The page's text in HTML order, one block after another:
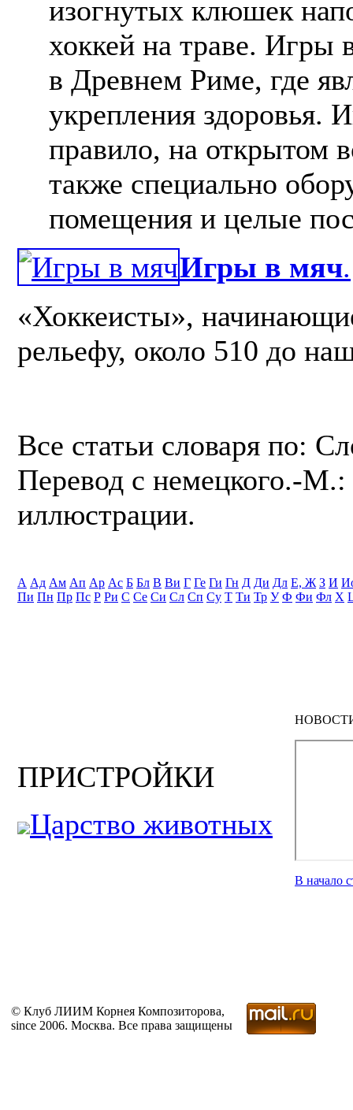
изогнутых клюшек
хоккей на траве.
в Древнем Риме, где
укрепления здоровья.
правило, на открытом
также специально
помещения и целые
Игры в мяч.
«Хоккеисты»,
рельефу, около 510 до
Все статьи словаря по:
Перевод с немецкого.-
иллюстрации.
А Ад Ам Ап Ар Ас Б Бл В Ви Г Ге Ги Гн Д Ди Дл Е, Ж З И
Пи Пн Пр Пс Р Ри С Се Си Сл Сп Су Т Ти Тр У Ф Фи Фл Х
ПРИСТРОЙКИ
Царство животных
В начало
© Клуб ЛИИМ Корнея Композиторова,
since 2006. Москва. Все права защищены